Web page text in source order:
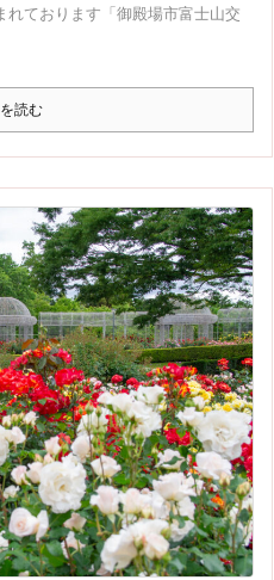
れております「御殿場市富士山交
読む